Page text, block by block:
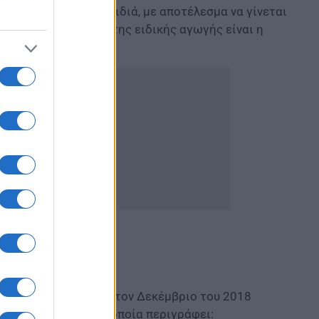
200 έως 250 παιδιά, με αποτέλεσμα να γίνεται
δομών της ειδικής αγωγής είναι η
Δήμο της Αθήνας τον Δεκέμβριο του 2018
της Αθήνας η οποία περιγράφει: